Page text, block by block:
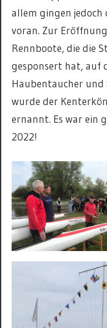
allem gingen jedoch
voran. Zur
Rennboote, die die
gesponsert hat, auf
Haubentaucher und
wurde der
ernannt. Es war ein
2022!